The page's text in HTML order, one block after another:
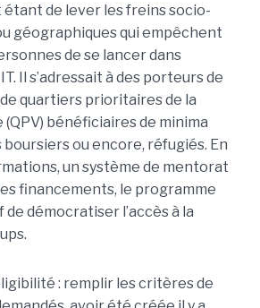
étant de lever les freins socio-
géographiques qui empêchent
de se lancer dans
Il s’adressait à des porteurs de
quartiers prioritaires de la
(QPV) bénéficiaires de minima
ou encore, réfugiés. En
un système de mentorat
financements, le programme
démocratiser l’accès à la
: remplir les critères de